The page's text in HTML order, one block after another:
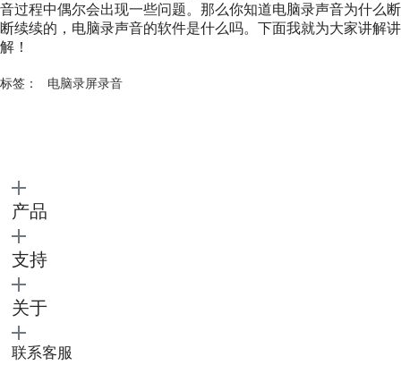
音过程中偶尔会出现一些问题。那么你知道电脑录声音为什么断
断续续的，电脑录声音的软件是什么吗。下面我就为大家讲解讲
解！
标签： 电脑录屏录音
产品
支持
关于
联系客服